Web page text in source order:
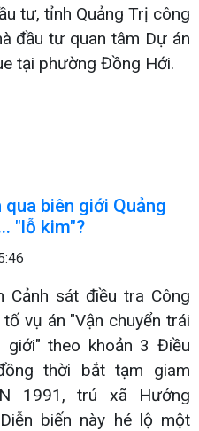
tư, tỉnh Quảng Trị công
đầu tư quan tâm Dự án
tại phường Đồng Hới.
biên giới Quảng
"lỗ kim"?
Cảnh sát điều tra Công
vụ án "Vận chuyển trái
giới" theo khoản 3 Điều
thời bắt tạm giam
1991, trú xã Hướng
biến này hé lộ một